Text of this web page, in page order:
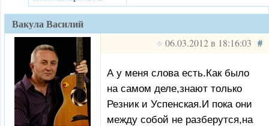
Вакула Василий
06.03.2012 в 18:16:03 #
А у меня слова есть.Как было
на самом деле,знают только
Резник и Успенская.И пока они
между собой не разберутся,на